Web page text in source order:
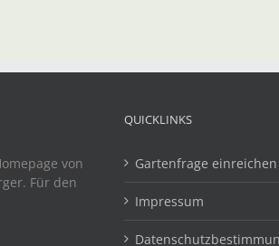
von
Für den
QUICKLINKS
Gartenfrage einreichen
Impressum